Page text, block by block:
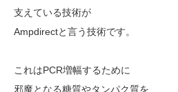
支えている技術が
Ampdirectと言う技術です。
これはPCR増幅するために
邪魔となる糖質やタンパク質を